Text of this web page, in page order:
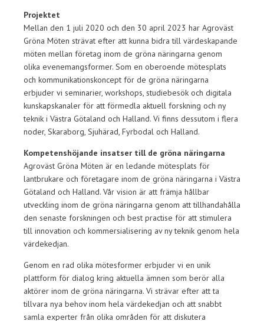
Projektet
Mellan den 1 juli 2020 och den 30 april 2023 har Agroväst
Gröna Möten strävat efter att kunna bidra till värdeskapande
möten mellan företag inom de gröna näringarna genom
olika evenemangsformer. Som en oberoende mötesplats
och kommunikationskoncept för de gröna näringarna
erbjuder vi seminarier, workshops, studiebesök och digitala
kunskapskanaler för att förmedla aktuell forskning och ny
teknik i Västra Götaland och Halland. Vi finns dessutom i flera
noder, Skaraborg, Sjuhärad, Fyrbodal och Halland.
Kompetenshöjande insatser till de gröna näringarna
Agroväst Gröna Möten är en ledande mötesplats för
lantbrukare och företagare inom de gröna näringarna i Västra
Götaland och Halland. Vår vision är att främja hållbar
utveckling inom de gröna näringarna genom att tillhandahålla
den senaste forskningen och best practise för att stimulera
till innovation och kommersialisering av ny teknik genom hela
värdekedjan.
Genom en rad olika mötesformer erbjuder vi en unik
plattform för dialog kring aktuella ämnen som berör alla
aktörer inom de gröna näringarna. Vi strävar efter att ta
tillvara nya behov inom hela värdekedjan och att snabbt
samla experter från olika områden för att diskutera